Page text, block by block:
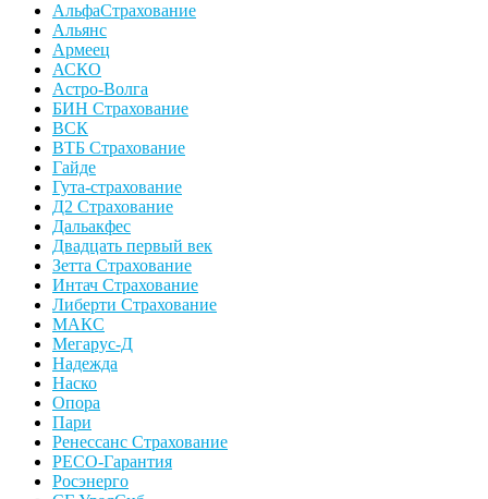
АльфаСтрахование
Альянс
Армеец
АСКО
Астро-Волга
БИН Страхование
ВСК
ВТБ Страхование
Гайде
Гута-страхование
Д2 Страхование
Дальакфес
Двадцать первый век
Зетта Страхование
Интач Страхование
Либерти Страхование
МАКС
Мегарус-Д
Надежда
Наско
Опора
Пари
Ренессанс Страхование
РЕСО-Гарантия
Росэнерго